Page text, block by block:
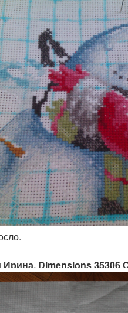
Ирина. Dimensions 35306